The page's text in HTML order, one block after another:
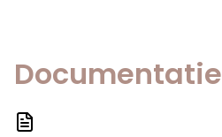
Documentatie